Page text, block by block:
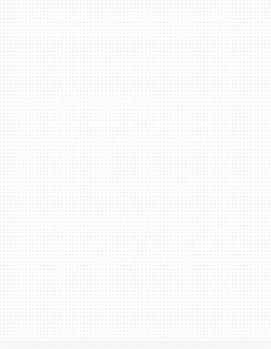
Сотрудничаем с крупнейшими российскими
компаниями на протяжении 11 лет.
Собственное производство
Налаженное собственное производство
фланцев, заглушек, переводников, муфт,
патрубков, БРС, ИФС.
Доставка по всей России
Работаем по всей России. Доставим ваш заказ
в любой город транспортной компанией за
наш счет.